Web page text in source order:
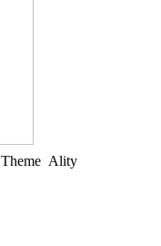
Theme Ality